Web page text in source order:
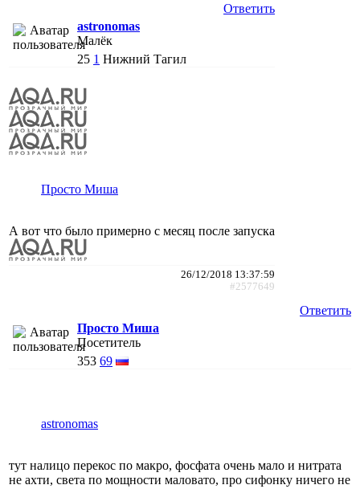
Ответить
astronomas
Малёк
25 1 Нижний Тагил
Просто Миша
А вот что было примерно с месяц после запуска
26/12/2018 13:37:59
#2577649
Ответить
Просто Миша
Посетитель
353 69
astronomas
тут налицо перекос по макро, фосфата очень мало и нитрата
не ахти, света по мощности маловато, про сифонку ничего не